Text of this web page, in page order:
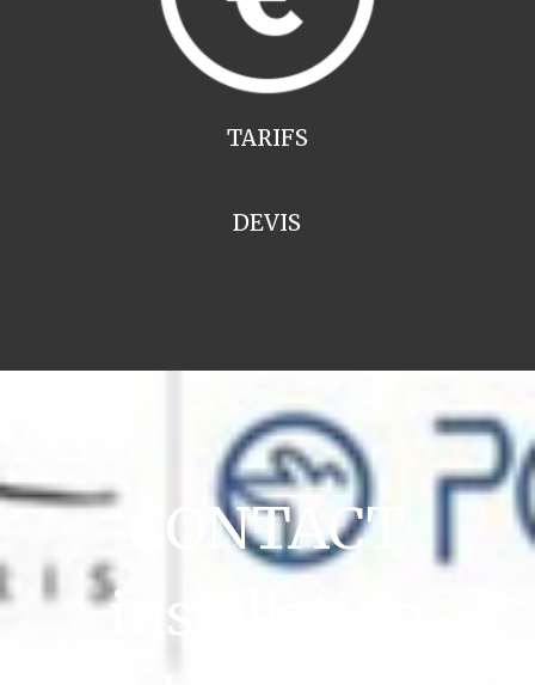
TARIFS
DEVIS
CONTACT
installation